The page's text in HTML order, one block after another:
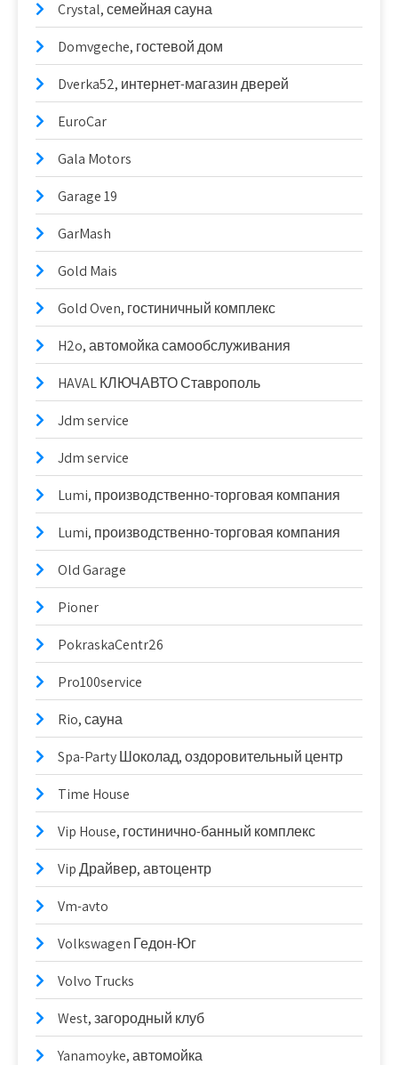
Crystal, семейная сауна
Domvgeche, гостевой дом
Dverka52, интернет-магазин дверей
EuroCar
Gala Motors
Garage 19
GarMash
Gold Mais
Gold Oven, гостиничный комплекс
H2o, автомойка самообслуживания
HAVAL КЛЮЧАВТО Ставрополь
Jdm service
Jdm service
Lumi, производственно-торговая компания
Lumi, производственно-торговая компания
Old Garage
Pioner
PokraskaCentr26
Pro100service
Rio, сауна
Spa-Party Шоколад, оздоровительный центр
Time House
Vip House, гостинично-банный комплекс
Vip Драйвер, автоцентр
Vm-avto
Volkswagen Гедон-Юг
Volvo Trucks
West, загородный клуб
Yanamoyke, автомойка